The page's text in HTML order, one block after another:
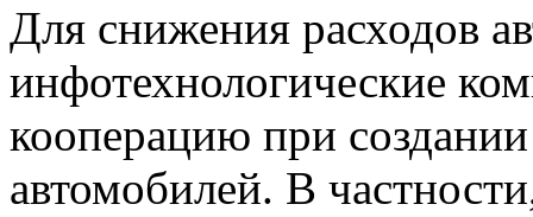
Для снижения расходов
инфотехнологические
кооперацию при
автомобилей. В